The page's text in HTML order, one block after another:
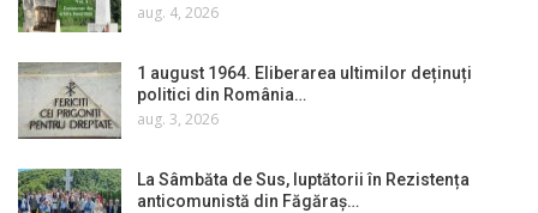
aug. 4, 2026
1 august 1964. Eliberarea ultimilor deținuți
politici din România…
aug. 3, 2026
La Sâmbăta de Sus, luptătorii în Rezistența
anticomunistă din Făgăraș…